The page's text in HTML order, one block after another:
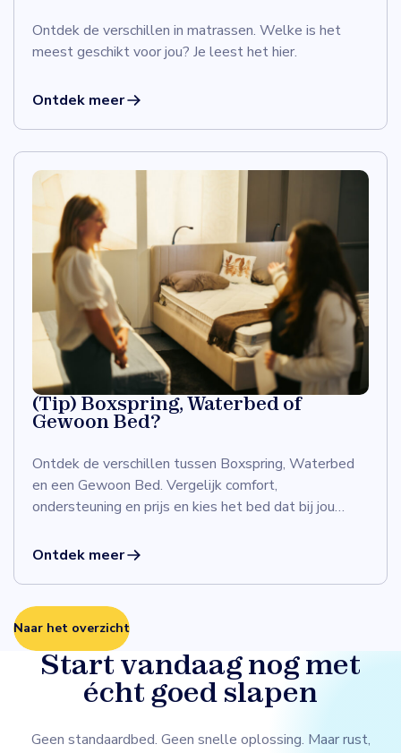
Ontdek de verschillen in matrassen. Welke is het
meest geschikt voor jou? Je leest het hier.
Ontdek meer
(Tip) Boxspring, Waterbed of
Gewoon Bed?
Ontdek de verschillen tussen Boxspring, Waterbed
en een Gewoon Bed. Vergelijk comfort,
ondersteuning en prijs en kies het bed dat bij jou
Ontdek meer
Naar het overzicht
Start vandaag nog met
écht goed slapen
Geen standaardbed. Geen snelle oplossing. Maar rust,